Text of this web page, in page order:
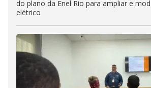
do plano da Enel Rio para ampliar e
elétrico